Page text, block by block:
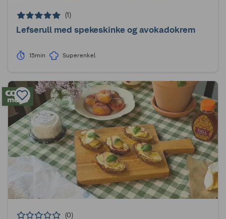
(1)
Lefserull med spekeskinke og avokadokrem
15min Superenkel
(0)